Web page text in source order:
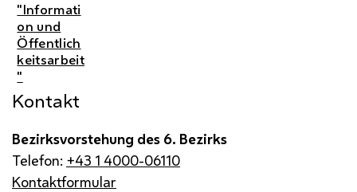
"Informati
on und
Öffentlich
keitsarbeit
"
Kontakt
Bezirksvorstehung des 6. Bezirks
Telefon: +43 1 4000-06110
Kontaktformular